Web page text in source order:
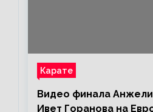
Карате
Видео финала
Ивет Горанова на